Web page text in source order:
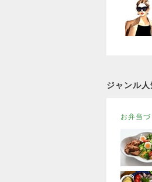
ジャンル
お弁当づ